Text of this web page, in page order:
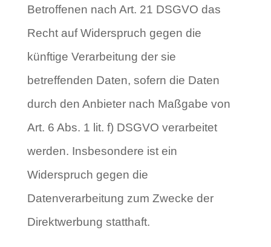
Betroffenen nach Art. 21 DSGVO das
Recht auf Widerspruch gegen die
künftige Verarbeitung der sie
betreffenden Daten, sofern die Daten
durch den Anbieter nach Maßgabe von
Art. 6 Abs. 1 lit. f) DSGVO verarbeitet
werden. Insbesondere ist ein
Widerspruch gegen die
Datenverarbeitung zum Zwecke der
Direktwerbung statthaft.